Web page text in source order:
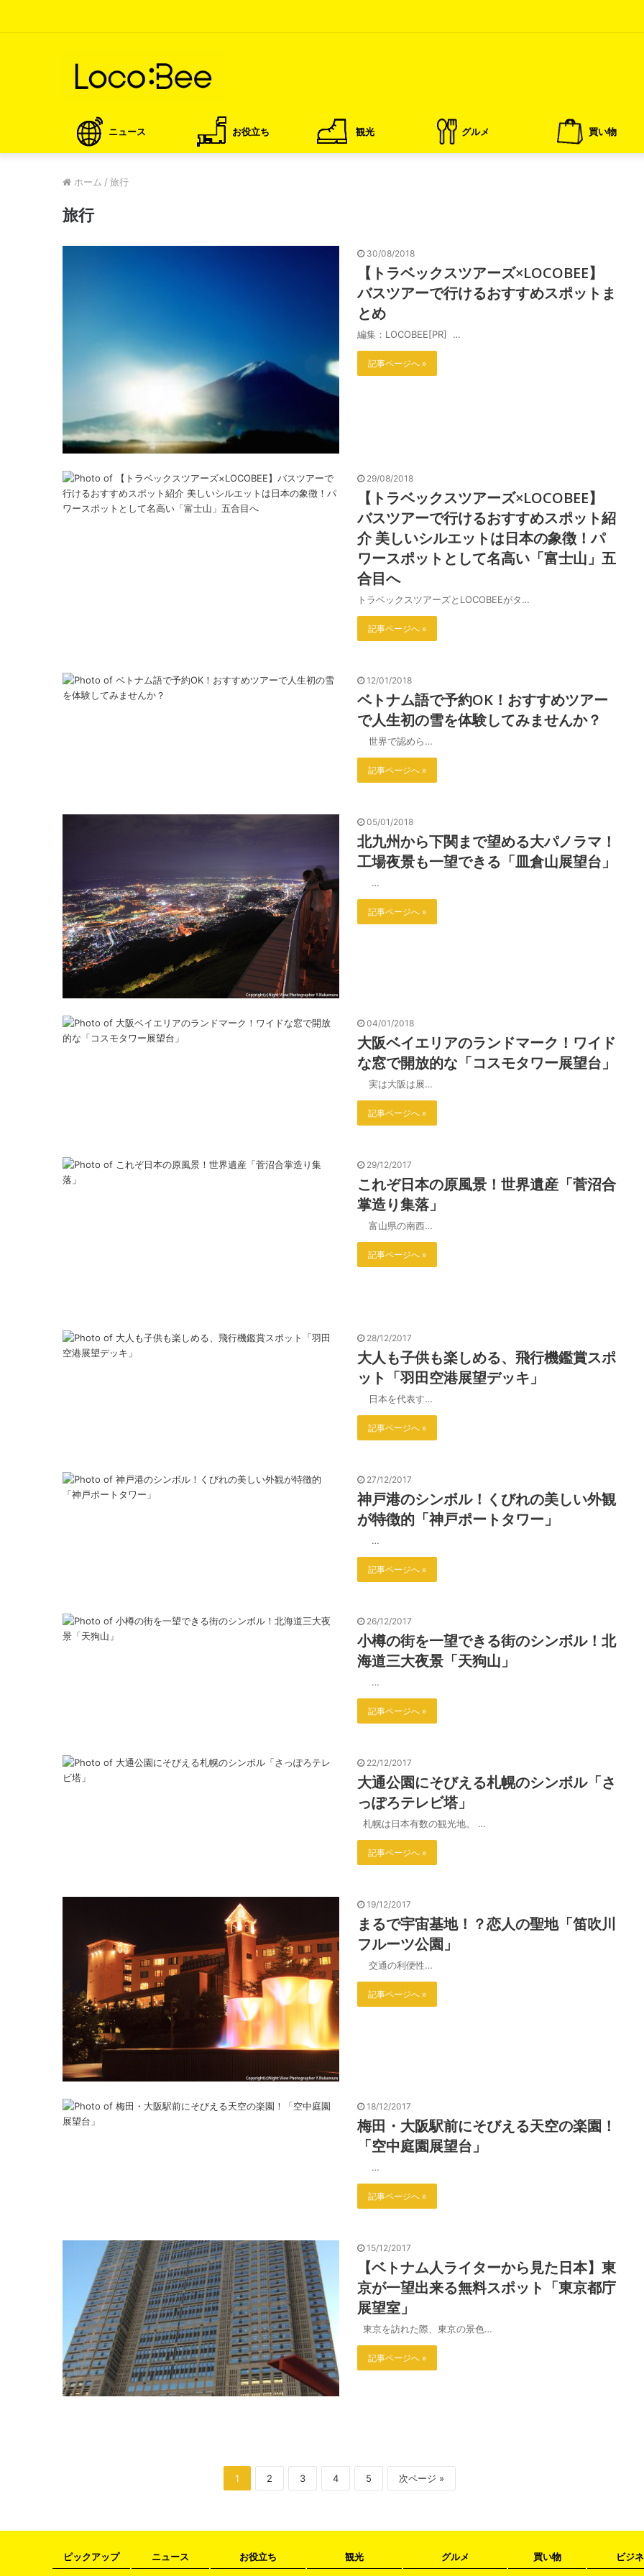
ニュース お役立ち 観光 グルメ 買い物
ホーム / 旅行
旅行
30/08/2018
【トラベックスツアーズ×LOCOBEE】
バスツアーで行けるおすすめスポットま
とめ
編集：LOCOBEE[PR] …
記事ページへ »
29/08/2018
【トラベックスツアーズ×LOCOBEE】
バスツアーで行けるおすすめスポット紹
介 美しいシルエットは日本の象徴！パ
ワースポットとして名高い「富士山」五
合目へ
トラベックスツアーズとLOCOBEEがタ…
記事ページへ »
12/01/2018
ベトナム語で予約OK！おすすめツアー
で人生初の雪を体験してみませんか？
世界で認めら…
記事ページへ »
05/01/2018
北九州から下関まで望める大パノラマ！
工場夜景も一望できる「皿倉山展望台」
…
記事ページへ »
04/01/2018
大阪ベイエリアのランドマーク！ワイド
な窓で開放的な「コスモタワー展望台」
実は大阪は展…
記事ページへ »
29/12/2017
これぞ日本の原風景！世界遺産「菅沼合
掌造り集落」
富山県の南西…
記事ページへ »
28/12/2017
大人も子供も楽しめる、飛行機鑑賞スポ
ット「羽田空港展望デッキ」
日本を代表す…
記事ページへ »
27/12/2017
神戸港のシンボル！くびれの美しい外観
が特徴的「神戸ポートタワー」
…
記事ページへ »
26/12/2017
小樽の街を一望できる街のシンボル！北
海道三大夜景「天狗山」
…
記事ページへ »
22/12/2017
大通公園にそびえる札幌のシンボル「さ
っぽろテレビ塔」
札幌は日本有数の観光地。 …
記事ページへ »
19/12/2017
まるで宇宙基地！？恋人の聖地「笛吹川
フルーツ公園」
交通の利便性…
記事ページへ »
18/12/2017
梅田・大阪駅前にそびえる天空の楽園！
「空中庭園展望台」
…
記事ページへ »
15/12/2017
【ベトナム人ライターから見た日本】東
京が一望出来る無料スポット「東京都庁
展望室」
東京を訪れた際、東京の景色…
記事ページへ »
1 2 3 4 5 次ページ »
ピックアップ ニュース お役立ち 観光 グルメ 買い物 ビジ